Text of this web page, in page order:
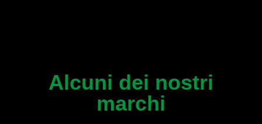
Alcuni dei nostri
marchi